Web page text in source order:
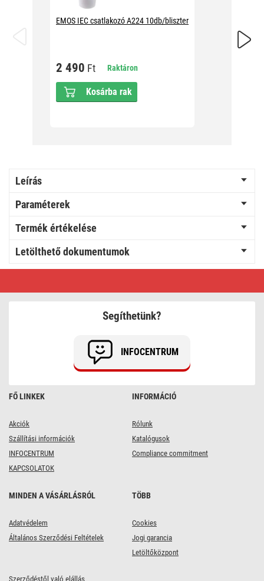
EMOS IEC csatlakozó A224 10db/bliszter
2 490 Ft Raktáron
Kosárba rak
Leírás
Paraméterek
Termék értékelése
Letölthető dokumentumok
FŐ LINKEK
Akciók
Szállítási információk
INFOCENTRUM
KAPCSOLATOK
INFORMÁCIÓ
Rólunk
Katalógusok
Compliance commitment
MINDEN A VÁSÁRLÁSRÓL
Adatvédelem
Általános Szerződési Feltételek
TÖBB
Cookies
Jogi garancia
Letöltőközpont
Szerződéstől való elállás
Segíthetünk?
INFOCENTRUM